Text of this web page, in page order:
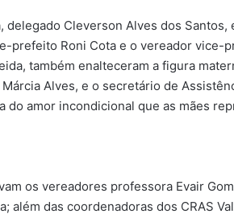
delegado Cleverson Alves dos
prefeito Roni Cota e o vereador vice-
também enalteceram a figura
Alves, e o secretário de
do amor incondicional que as mães
os vereadores professora Evair
além das coordenadoras dos CRAS